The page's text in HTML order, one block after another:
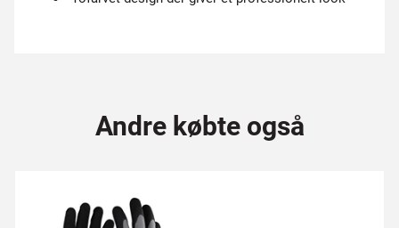
Andre købte også